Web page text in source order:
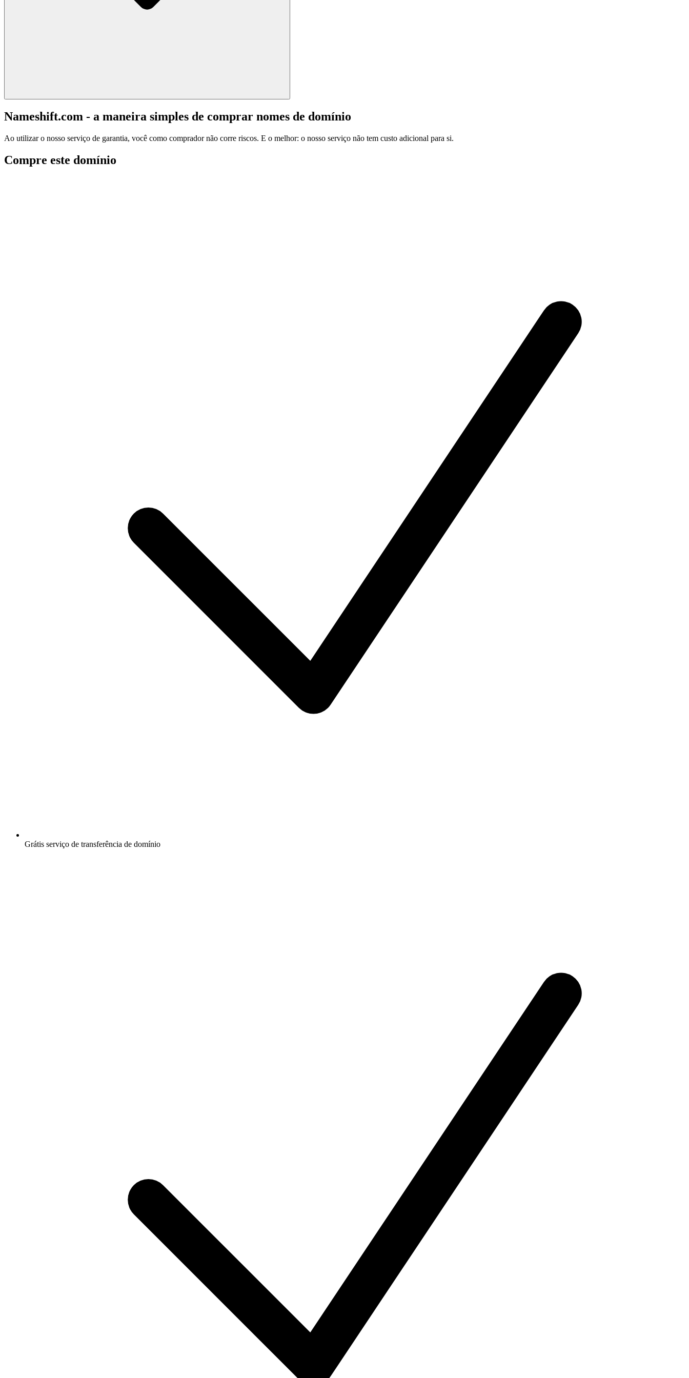
Nameshift.com - a maneira simples de comprar nomes de domínio
Ao utilizar o nosso serviço de garantia, você como comprador não corre riscos. E o melhor: o nosso serviço não tem custo adicional para si.
Compre este domínio
Grátis serviço de transferência de domínio